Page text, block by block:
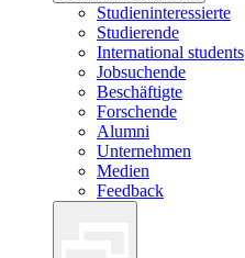
Studieninteressierte
Studierende
International students
Jobsuchende
Beschäftigte
Forschende
Alumni
Unternehmen
Medien
Feedback